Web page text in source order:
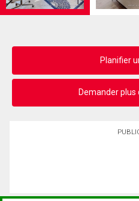
Planifier
Demander